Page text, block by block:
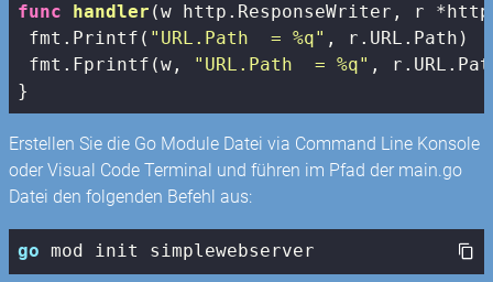
func handler (w http.ResponseWriter, r
fmt.Printf( "URL.Path  = %q" , r.URL.Path)
fmt.Fprintf(w, "URL.Path  = %q" ,
}
Erstellen Sie die Go Module Datei via Command Line Konsole
oder Visual Code Terminal und führen im Pfad der main.go
Datei den folgenden Befehl aus:
go mod init simplewebserver